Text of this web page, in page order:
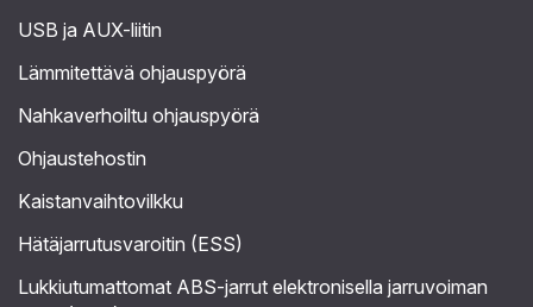
USB ja AUX-liitin
Lämmitettävä ohjauspyörä
Nahkaverhoiltu ohjauspyörä
Ohjaustehostin
Kaistanvaihtovilkku
Hätäjarrutusvaroitin (ESS)
Lukkiutumattomat ABS-jarrut elektronisella jarruvoiman